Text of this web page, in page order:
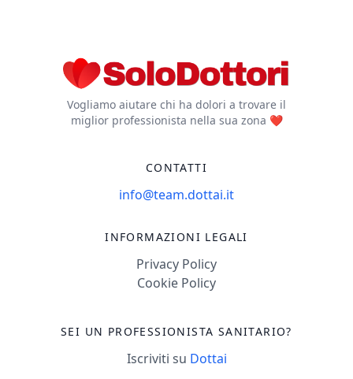
Vogliamo aiutare chi ha dolori a trovare il
miglior professionista nella sua zona ❤️
CONTATTI
info@team.dottai.it
INFORMAZIONI LEGALI
Privacy Policy
Cookie Policy
SEI UN PROFESSIONISTA SANITARIO?
Iscriviti su Dottai